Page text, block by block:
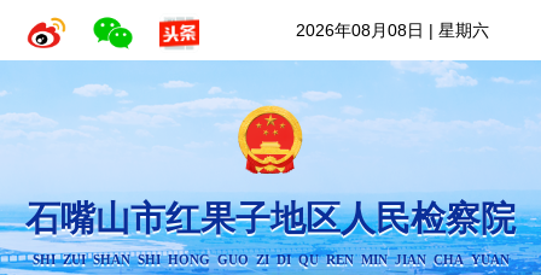
2026年08月08日 | 星期六
石嘴山市红果子地区人民检察院
SHI ZUI SHAN SHI HONG GUO ZI DI QU REN MIN JIAN CHA YUAN